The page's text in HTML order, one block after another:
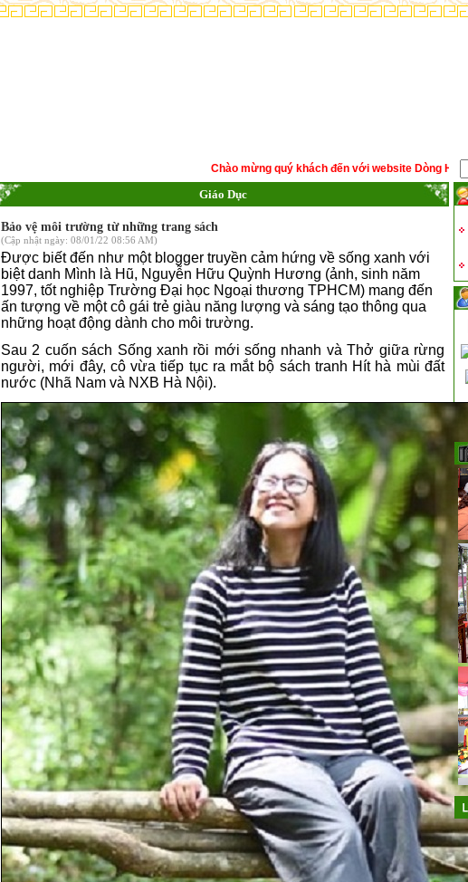
Chào mừng quý khách đến với website Dòng Họ Lê Quý !
Giáo Dục
Bảo vệ môi trường từ những trang sách
(Cập nhật ngày: 08/01/22 08:56 AM)
Được biết đến như một blogger truyền cảm hứng về sống xanh với
biệt danh Mình là Hũ, Nguyễn Hữu Quỳnh Hương (ảnh, sinh năm
1997, tốt nghiệp Trường Đại học Ngoại thương TPHCM) mang đến
ấn tượng về một cô gái trẻ giàu năng lượng và sáng tạo thông qua
những hoạt động dành cho môi trường.
Sau 2 cuốn sách Sống xanh rồi mới sống nhanh và Thở giữa rừng
người, mới đây, cô vừa tiếp tục ra mắt bộ sách tranh Hít hà mùi đất
nước (Nhã Nam và NXB Hà Nội).